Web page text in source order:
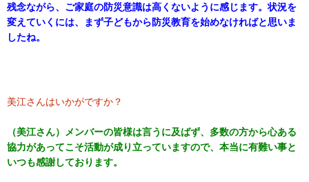
残念ながら、ご家庭の防災意識は高くないように感じます。状況を
変えていくには、まず子どもから防災教育を始めなければと思いま
したね。
美江さんはいかがですか？
（美江さん）メンバーの皆様は言うに及ばず、多数の方から心ある
協力があってこそ活動が成り立っていますので、本当に有難い事と
いつも感謝しております。